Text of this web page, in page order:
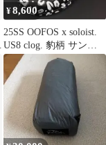
¥8,600
25SS OOFOS x soloist.
US8 clog. 豹柄 サンダ
ル